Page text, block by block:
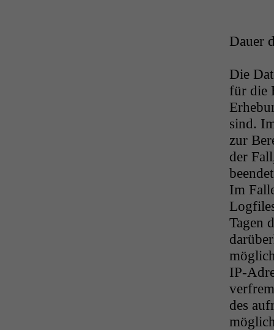
Dauer
Die
für die
sind.
zur
der
Im
Tagen
IP-
des